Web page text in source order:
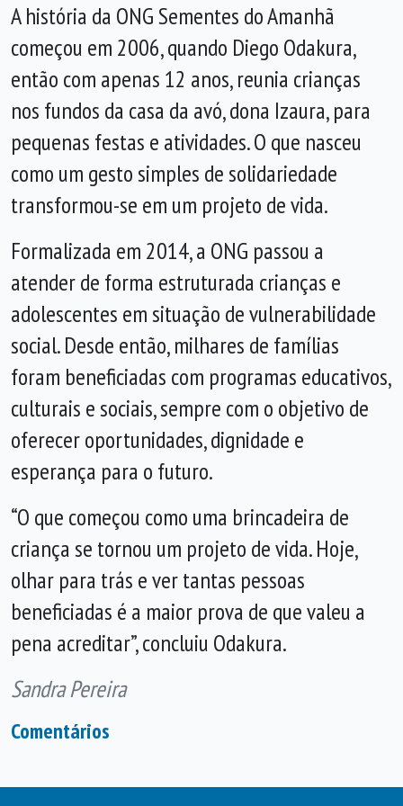
A história da ONG Sementes do Amanhã
começou em 2006, quando Diego Odakura,
então com apenas 12 anos, reunia crianças
nos fundos da casa da avó, dona Izaura, para
pequenas festas e atividades. O que nasceu
como um gesto simples de solidariedade
transformou-se em um projeto de vida.
Formalizada em 2014, a ONG passou a
atender de forma estruturada crianças e
adolescentes em situação de vulnerabilidade
social. Desde então, milhares de famílias
foram beneficiadas com programas educativos,
culturais e sociais, sempre com o objetivo de
oferecer oportunidades, dignidade e
esperança para o futuro.
“O que começou como uma brincadeira de
criança se tornou um projeto de vida. Hoje,
olhar para trás e ver tantas pessoas
beneficiadas é a maior prova de que valeu a
pena acreditar”, concluiu Odakura.
Sandra Pereira
Comentários